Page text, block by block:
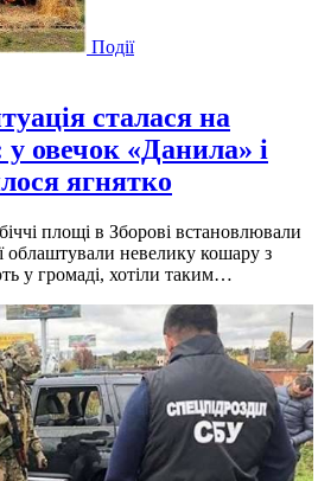
Події
сталася на
овечок «Данила» і
ягнятко
площі в Зборові встановлювали
облаштували невелику кошару з
у громаді, хотіли таким…